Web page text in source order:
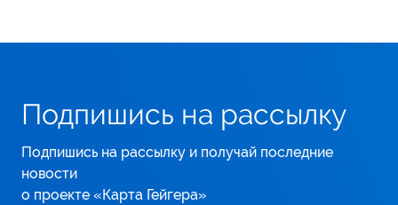
Подпишись на рассылку
Подпишись на рассылку и получай последние
новости
о проекте «Карта Гейгера»